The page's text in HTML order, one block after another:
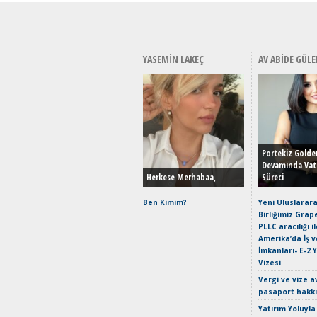
YASEMIN LAKEÇ
Herkese Merhabaa,
Ben Kimim?
AV ABIDE
Portekiz
Devamında
Süreci
Yeni
Birliğimiz
PLLC aracılığı
Amerika’da İş
İmkanları- E-2
Vizesi
Vergi ve vize
pasaport
Yatırım